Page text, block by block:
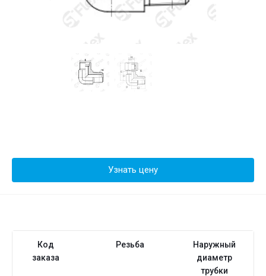
Узнать цену
Код
заказа
Резьба
Наружный
диаметр
трубки